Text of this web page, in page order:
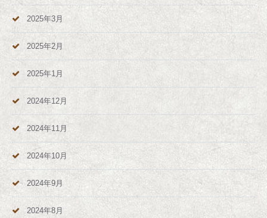
2025年3月
2025年2月
2025年1月
2024年12月
2024年11月
2024年10月
2024年9月
2024年8月